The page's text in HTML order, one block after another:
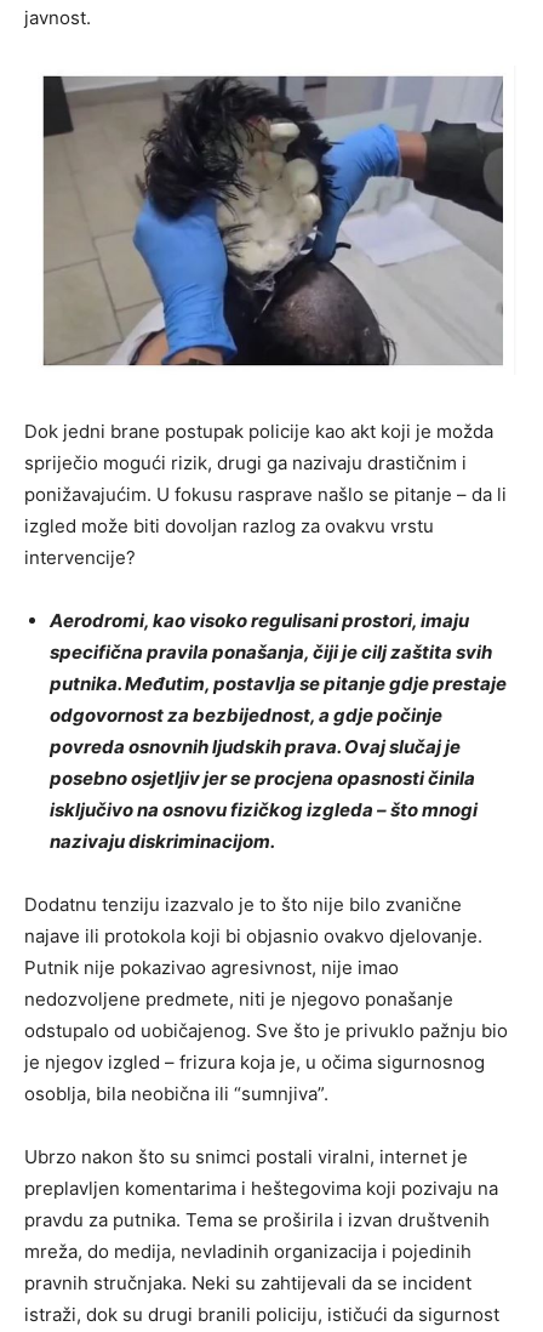
javnost.
Dok jedni brane postupak policije kao akt koji je možda
spriječio mogući rizik, drugi ga nazivaju drastičnim i
ponižavajućim. U fokusu rasprave našlo se pitanje – da li
izgled može biti dovoljan razlog za ovakvu vrstu
intervencije?
Aerodromi, kao visoko regulisani prostori, imaju
specifična pravila ponašanja, čiji je cilj zaštita svih
putnika. Međutim, postavlja se pitanje gdje prestaje
odgovornost za bezbijednost, a gdje počinje
povreda osnovnih ljudskih prava. Ovaj slučaj je
posebno osjetljiv jer se procjena opasnosti činila
isključivo na osnovu fizičkog izgleda – što mnogi
nazivaju diskriminacijom.
Dodatnu tenziju izazvalo je to što nije bilo zvanične
najave ili protokola koji bi objasnio ovakvo djelovanje.
Putnik nije pokazivao agresivnost, nije imao
nedozvoljene predmete, niti je njegovo ponašanje
odstupalo od uobičajenog. Sve što je privuklo pažnju bio
je njegov izgled – frizura koja je, u očima sigurnosnog
osoblja, bila neobična ili “sumnjiva”.
Ubrzo nakon što su snimci postali viralni, internet je
preplavljen komentarima i heštegovima koji pozivaju na
pravdu za putnika. Tema se proširila i izvan društvenih
mreža, do medija, nevladinih organizacija i pojedinih
pravnih stručnjaka. Neki su zahtijevali da se incident
istraži, dok su drugi branili policiju, ističući da sigurnost